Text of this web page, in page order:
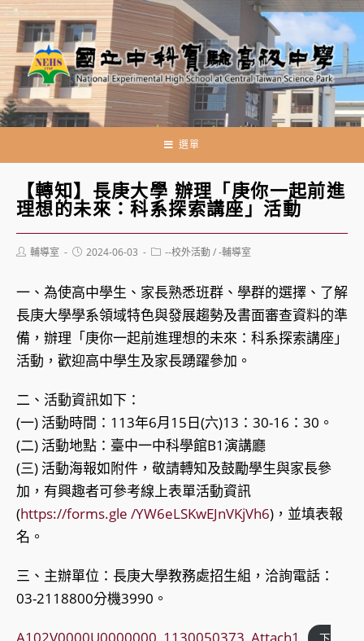
跳
轉
至
主
要
內
選單
【轉知】長庚大學 辦理「庚你一起前進
理想的未來：科系探索講座」活動
Post輔導室
Post2024-06-03
Post--校外活動/-輔導室
一、為使高中學生、家長熟悉班群、學群的選擇、了解
長庚大學學系領域特色與發展趨勢及書面審查資料的準
備，辦理「庚你一起前進理想的未來：科系探索講座」
活動，歡迎高中學生及家長踴躍參加。
二、活動資訊如下：
(一) 活動時間：113年6月15日(六)13：30-16：30。
(二) 活動地點：臺中一中科學館B1演講廳
(三) 活動海報如附件，敬請轉知及鼓勵學生與家長參
加，有興趣者可參考線上表單活動資訊
(https://forms.gle /YW6eLSKwEJnVKjVh6)，並填表報
名。
三、主辦單位：長庚大學教務處招生組，洽詢電話：
03-2118800分機3990。